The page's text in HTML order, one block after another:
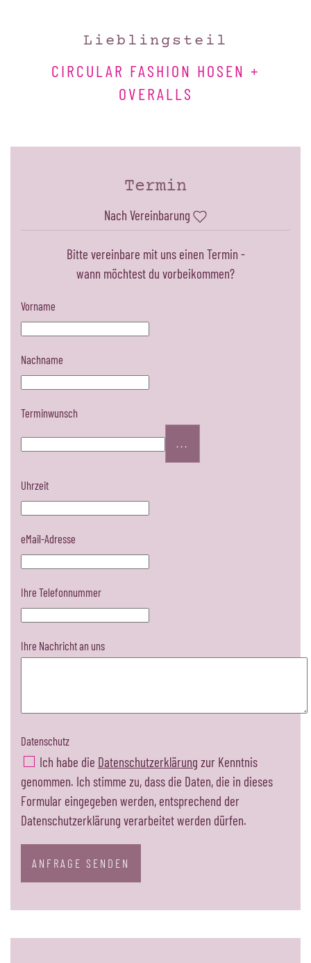
Lieblingsteil
CIRCULAR FASHION HOSEN +
OVERALLS
Termin
Nach Vereinbarung
Bitte vereinbare mit uns einen Termin -
wann möchtest du vorbeikommen?
Vorname
Nachname
Terminwunsch
...
Uhrzeit
eMail-Adresse
Ihre Telefonnummer
Ihre Nachricht an uns
Datenschutz
Ich habe die Datenschutzerklärung zur Kenntnis
genommen. Ich stimme zu, dass die Daten, die in dieses
Formular eingegeben werden, entsprechend der
Datenschutzerklärung verarbeitet werden dürfen.
ANFRAGE SENDEN